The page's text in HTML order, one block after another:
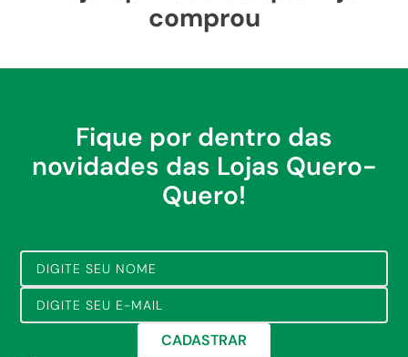
comprou
Fique por dentro das
novidades das Lojas Quero-
Quero!
CADASTRAR